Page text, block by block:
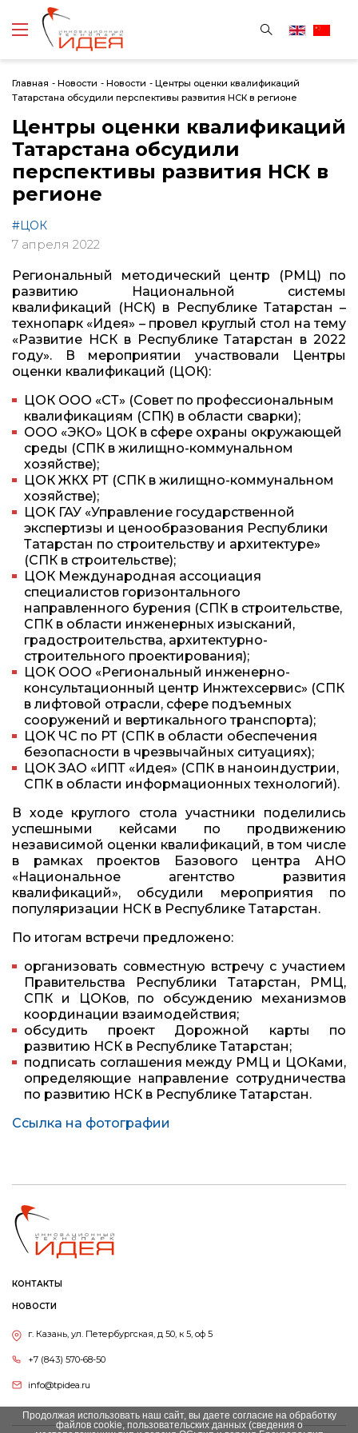
Главная - Новости - Новости - Центры оценки квалификаций
Татарстана обсудили перспективы развития НСК в регионе
Центры оценки квалификаций
Татарстана обсудили
перспективы развития НСК в
регионе
#ЦОК
7 апреля 2022
Региональный методический центр (РМЦ) по
развитию Национальной системы
квалификаций (НСК) в Республике Татарстан –
технопарк «Идея» – провел круглый стол на тему
«Развитие НСК в Республике Татарстан в 2022
году». В мероприятии участвовали Центры
оценки квалификаций (ЦОК):
ЦОК ООО «СТ» (Совет по профессиональным
квалификациям (СПК) в области сварки);
ООО «ЭКО» ЦОК в сфере охраны окружающей
среды (СПК в жилищно-коммунальном
хозяйстве);
ЦОК ЖКХ РТ (СПК в жилищно-коммунальном
хозяйстве);
ЦОК ГАУ «Управление государственной
экспертизы и ценообразования Республики
Татарстан по строительству и архитектуре»
(СПК в строительстве);
ЦОК Международная ассоциация
специалистов горизонтального
направленного бурения (СПК в строительстве,
СПК в области инженерных изысканий,
градостроительства, архитектурно-
строительного проектирования);
ЦОК ООО «Региональный инженерно-
консультационный центр Инжтехсервис» (СПК
в лифтовой отрасли, сфере подъемных
сооружений и вертикального транспорта);
ЦОК ЧС по РТ (СПК в области обеспечения
безопасности в чрезвычайных ситуациях);
ЦОК ЗАО «ИПТ «Идея» (СПК в наноиндустрии,
СПК в области информационных технологий).
В ходе круглого стола участники поделились
успешными кейсами по продвижению
независимой оценки квалификаций, в том числе
в рамках проектов Базового центра АНО
«Национальное агентство развития
квалификаций», обсудили мероприятия по
популяризации НСК в Республике Татарстан.
По итогам встречи предложено:
организовать совместную встречу с участием
Правительства Республики Татарстан, РМЦ,
СПК и ЦОКов, по обсуждению механизмов
координации взаимодействия;
обсудить проект Дорожной карты по
развитию НСК в Республике Татарстан;
подписать соглашения между РМЦ и ЦОКами,
определяющие направление сотрудничества
по развитию НСК в Республике Татарстан.
Ссылка на фотографии
КОНТАКТЫ
НОВОСТИ
г. Казань, ул. Петербургская, д 50, к 5, оф 5
+7 (843) 570-68-50
info@tpidea.ru
Продолжая использовать наш сайт, вы даете согласие на обработку
файлов cookie, пользовательских данных (сведения о